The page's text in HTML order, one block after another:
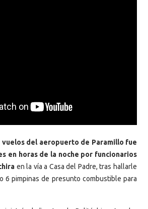
vuelos del aeropuerto de Paramillo fue
en horas de la noche por funcionarios
en la vía a Casa del Padre, tras hallarle
6 pimpinas de presunto combustible para